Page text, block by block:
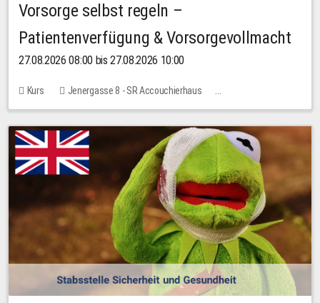
Vorsorge selbst regeln –
Patientenverfügung & Vorsorgevollmacht
27.08.2026 08:00 bis 27.08.2026 10:00
Kurs
Jenergasse 8 - SR Accouchierhaus
Keine freien Plätze